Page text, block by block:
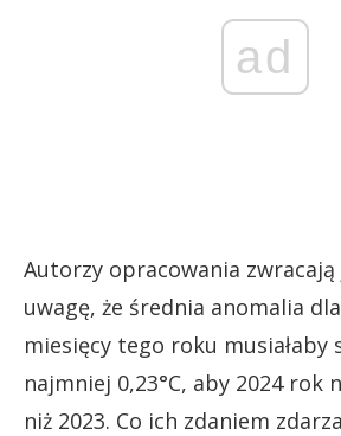
ad
Autorzy opracowania zwracają
uwagę, że średnia anomalia
miesięcy tego roku musiałaby
najmniej 0,23°C, aby 2024 rok
niż 2023. Co ich zdaniem